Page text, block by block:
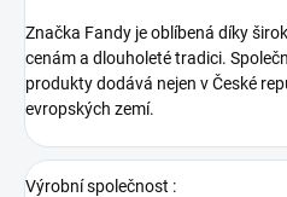
Značka Fandy je oblíbená díky
cenám a dlouholeté tradici.
produkty dodává nejen v České
evropských zemí.
Výrobní společnost :